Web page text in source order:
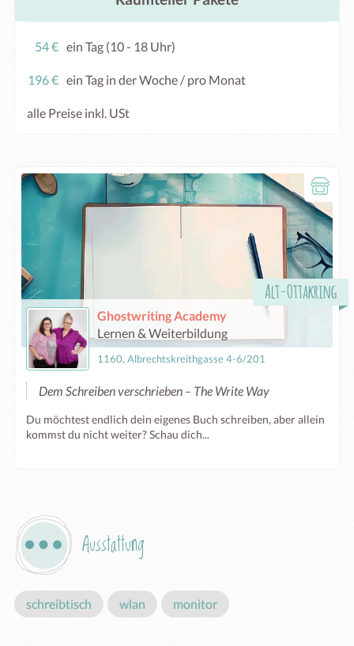
54 € ein Tag (10 - 18 Uhr)
196 € ein Tag in der Woche / pro Monat
alle Preise inkl. USt
Alt-Ottakring
Ghostwriting Academy
Lernen & Weiterbildung
1160, Albrechtskreithgasse 4-6/201
Dem Schreiben verschrieben – The Write Way
Du möchtest endlich dein eigenes Buch schreiben, aber allein
kommst du nicht weiter? Schau dich...
Ausstattung
schreibtisch wlan monitor